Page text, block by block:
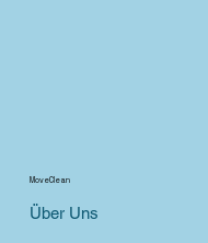
Über Uns
MoveClean